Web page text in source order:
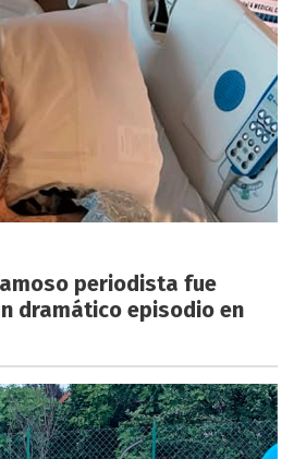
periodista fue
dramático episodio en